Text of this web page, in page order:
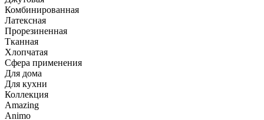
Комбинированная
Латексная
Прорезиненная
Тканная
Хлопчатая
Сфера применения
Для дома
Для кухни
Коллекция
Amazing
Animo